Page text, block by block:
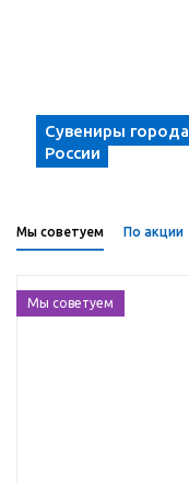
Сувениры города
России
Мы советуем По акции
Мы советуем